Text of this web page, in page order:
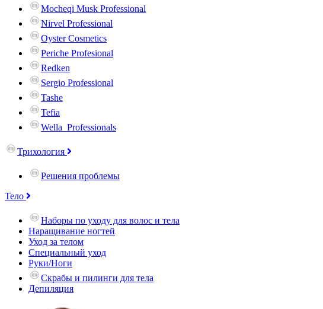
Mocheqi Musk Professional
Nirvel Professional
Oyster Cosmetics
Periche Profesional
Redken
Sergio Professional
Tashe
Tefia
Wella_Professionals
Трихология
Решения проблемы
Тело
Наборы по уходу для волос и тела
Наращивание ногтей
Уход за телом
Специальный уход
Руки/Ноги
Скрабы и пилинги для тела
Депиляция